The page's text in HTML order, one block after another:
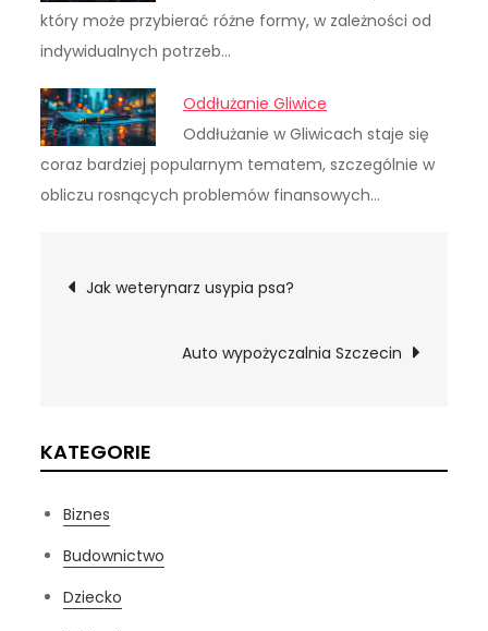
który może przybierać różne formy, w zależności od
indywidualnych potrzeb…
Oddłużanie Gliwice
Oddłużanie w Gliwicach staje się
coraz bardziej popularnym tematem, szczególnie w
obliczu rosnących problemów finansowych…
Nawigacja
wpisu
Jak weterynarz usypia psa?
Auto wypożyczalnia Szczecin
KATEGORIE
Biznes
Budownictwo
Dziecko